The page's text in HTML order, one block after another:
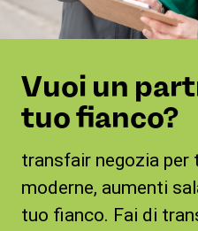
Vuoi un
tuo fianco?
transfair negozia per
moderne, aumenti
tuo fianco. Fai di